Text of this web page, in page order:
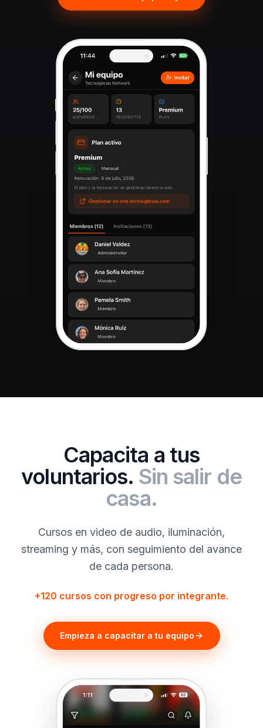
Capacita a tus
voluntarios. Sin salir de
casa.
Cursos en video de audio, iluminación,
streaming y más, con seguimiento del avance
de cada persona.
+120 cursos con progreso por integrante.
Empieza a capacitar a tu equipo